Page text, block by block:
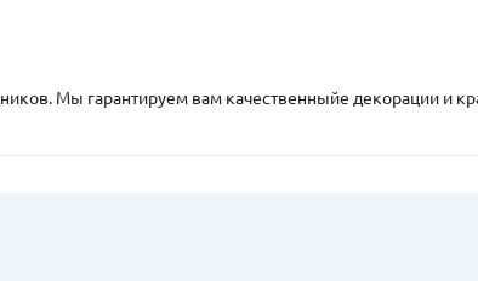
Мы гарантируем вам качественныйе декорации и